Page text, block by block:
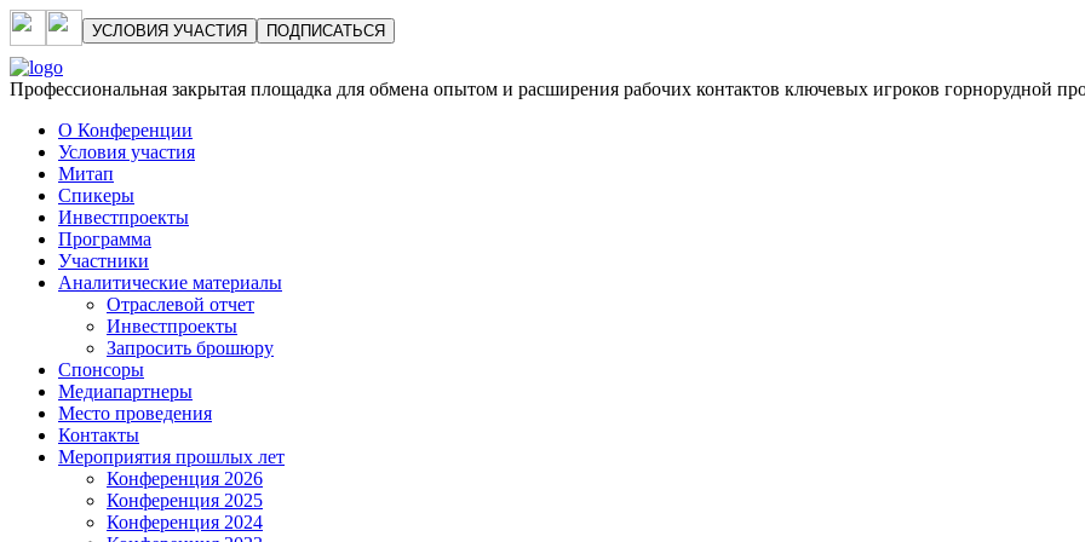
УСЛОВИЯ УЧАСТИЯ ПОДПИСАТЬСЯ
Профессиональная закрытая площадка для обмена опытом и расширения рабочих контактов ключевых игроков горнорудной
О Конференции
Условия участия
Митап
Спикеры
Инвестпроекты
Программа
Участники
Аналитические материалы
Отраслевой отчет
Инвестпроекты
Запросить брошюру
Спонсоры
Медиапартнеры
Место проведения
Контакты
Мероприятия прошлых лет
Конференция 2026
Конференция 2025
Конференция 2024